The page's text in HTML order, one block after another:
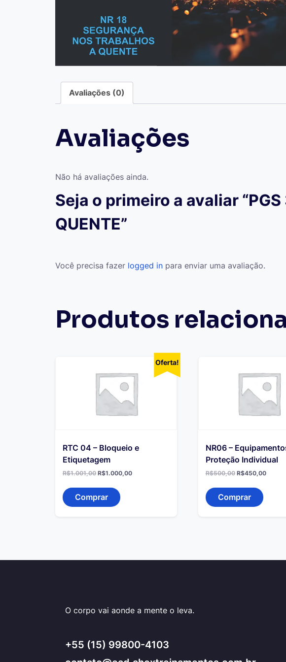
Avaliações (0)
Avaliações
Não há avaliações ainda.
Seja o primeiro a avaliar “PGS
QUENTE”
Você precisa fazer logged in para enviar uma avaliação.
Produtos
Oferta!
RTC 04 – Bloqueio e
Etiquetagem
R$1.001,00 O
original
era:
R$1.001,00.
R$1.000,00O
Comprar
NR06 –
Proteção Individual
R$500,00 O
original
era:
R$500,00.
R$450,00O
Comprar
O corpo vai aonde a mente o leva.
+55 (15) 99800-4103